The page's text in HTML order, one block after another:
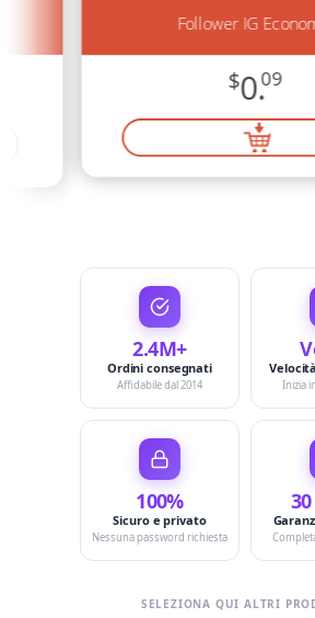
Follower IG
$0.09
2.4M+
Ordini consegnati
Affidabile dal 2014 Inizia
100%
Sicuro e privato
Nessuna password richiesta
SELEZIONA QUI ALTRI